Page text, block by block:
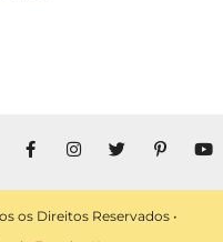
os Direitos Reservados •